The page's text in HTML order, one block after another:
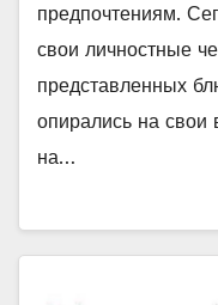
предпочтениям.
свои личностные
представленных
опирались на свои
на…